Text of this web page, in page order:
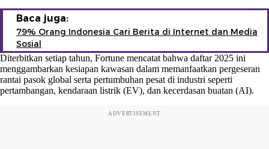
Baca juga:
79% Orang Indonesia Cari Berita di Internet dan Media
Sosial
Diterbitkan setiap tahun, Fortune mencatat bahwa daftar 2025 ini
menggambarkan kesiapan kawasan dalam memanfaatkan pergeseran
rantai pasok global serta pertumbuhan pesat di industri seperti
pertambangan, kendaraan listrik (EV), dan kecerdasan buatan (AI).
ADVERTISEMENT